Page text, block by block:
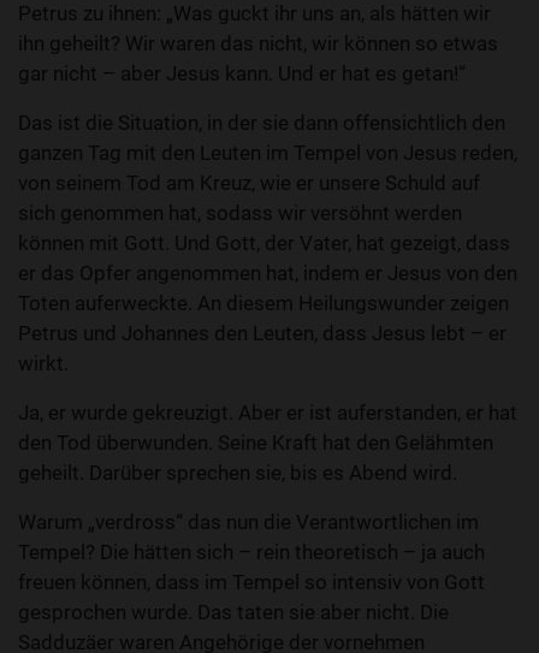
Petrus zu ihnen: „Was guckt ihr uns an, als hätten wir
ihn geheilt? Wir waren das nicht, wir können so etwas
gar nicht – aber Jesus kann. Und er hat es getan!“
Das ist die Situation, in der sie dann offensichtlich den
ganzen Tag mit den Leuten im Tempel von Jesus reden,
von seinem Tod am Kreuz, wie er unsere Schuld auf
sich genommen hat, sodass wir versöhnt werden
können mit Gott. Und Gott, der Vater, hat gezeigt, dass
er das Opfer angenommen hat, indem er Jesus von den
Toten auferweckte. An diesem Heilungswunder zeigen
Petrus und Johannes den Leuten, dass Jesus lebt – er
wirkt.
Ja, er wurde gekreuzigt. Aber er ist auferstanden, er hat
den Tod überwunden. Seine Kraft hat den Gelähmten
geheilt. Darüber sprechen sie, bis es Abend wird.
Warum „verdross“ das nun die Verantwortlichen im
Tempel? Die hätten sich – rein theoretisch – ja auch
freuen können, dass im Tempel so intensiv von Gott
gesprochen wurde. Das taten sie aber nicht. Die
Sadduzäer waren Angehörige der vornehmen